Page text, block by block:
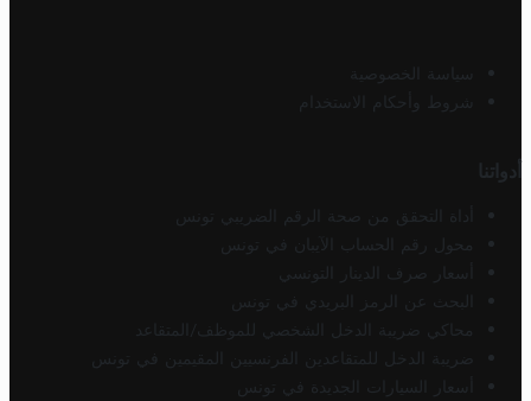
سياسة الخصوصية
شروط وأحكام الاستخدام
أدواتنا
أداة التحقق من صحة الرقم الضريبي تونس
محول رقم الحساب الآيبان في تونس
أسعار صرف الدينار التونسي
البحث عن الرمز البريدي في تونس
محاكي ضريبة الدخل الشخصي للموظف/المتقاعد
ضريبة الدخل للمتقاعدين الفرنسيين المقيمين في تونس
أسعار السيارات الجديدة في تونس